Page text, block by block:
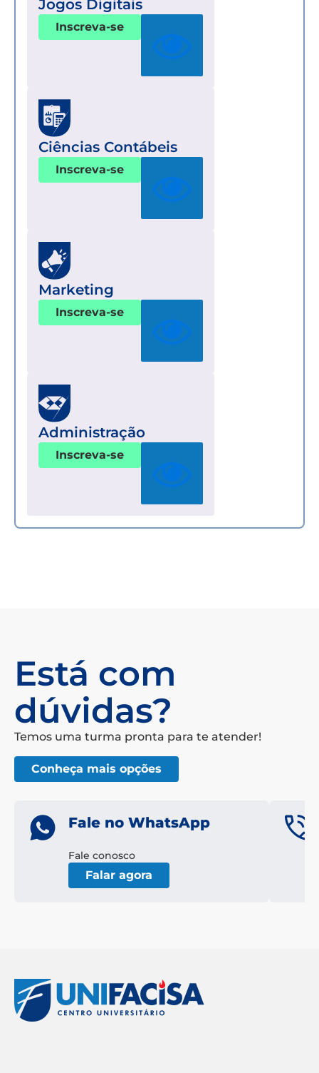
Jogos Digitais
Inscreva-se
Ciências Contábeis
Inscreva-se
Marketing
Inscreva-se
Administração
Inscreva-se
Está com
dúvidas?
Temos uma turma pronta para te atender!
Conheça mais opções
Fale no WhatsApp
Fale conosco
Falar agora